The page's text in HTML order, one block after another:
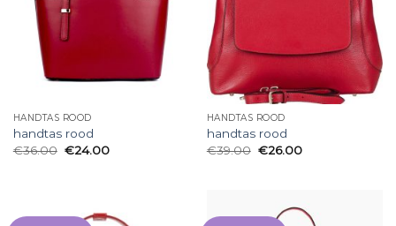
HANDTAS ROOD
handtas rood
€36.00 €24.00
HANDTAS ROOD
handtas rood
€39.00 €26.00